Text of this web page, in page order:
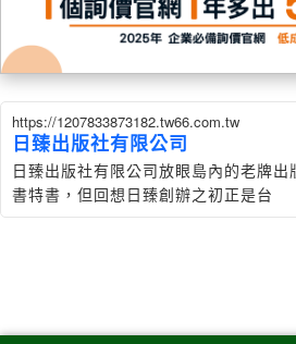
https://1207833873182.tw66.com.tw
日臻出版社有限公司
日臻出版社有限公司放眼島內的老牌
書特書，但回想日臻創辦之初正是台